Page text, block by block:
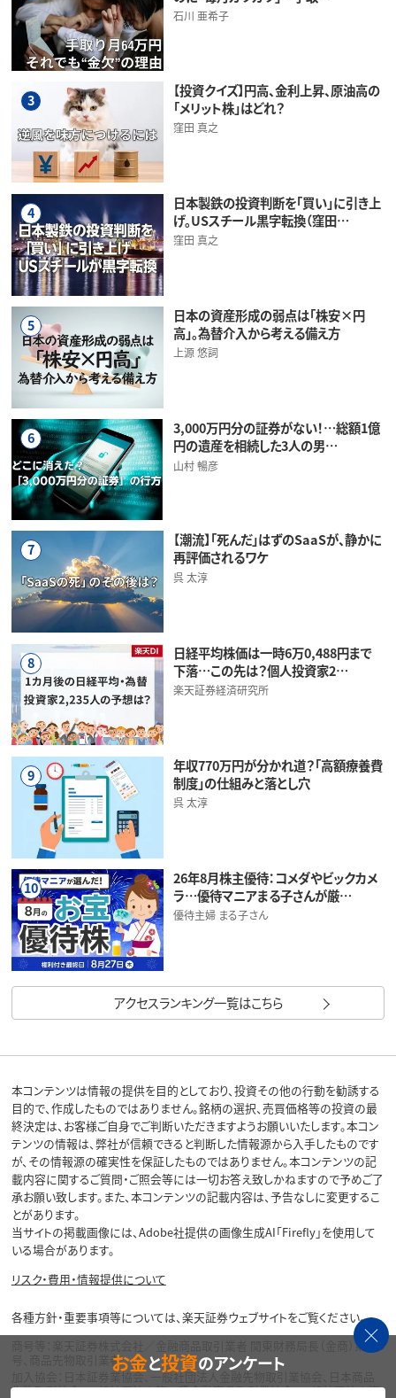
石川 亜希子
3
【投資クイズ】円高、金利上昇、原油高の
「メリット株」はどれ？
窪田 真之
4
日本製鉄の投資判断を「買い」に引き上
げ。USスチール黒字転換（窪田…
窪田 真之
5
日本の資産形成の弱点は「株安×円
高」。為替介入から考える備え方
上源 悠詞
6
3,000万円分の証券がない！…総額1億
円の遺産を相続した3人の男…
山村 暢彦
7
【潮流】「死んだ」はずのSaaSが、静かに
再評価されるワケ
呉 太淳
8
日経平均株価は一時6万0,488円まで
下落…この先は？個人投資家2…
楽天証券経済研究所
9
年収770万円が分かれ道？「高額療養費
制度」の仕組みと落とし穴
呉 太淳
10
26年8月株主優待：コメダやビックカメ
ラ…優待マニアまる子さんが厳…
優待主婦 まる子さん
アクセスランキング一覧はこちら
本コンテンツは情報の提供を目的としており、投資その他の行動を勧誘する
目的で、作成したものではありません。銘柄の選択、売買価格等の投資の最
終決定は、お客様ご自身でご判断いただきますようお願いいたします。本コン
テンツの情報は、弊社が信頼できると判断した情報源から入手したものです
が、その情報源の確実性を保証したものではありません。本コンテンツの記
載内容に関するご質問・ご照会等には一切お答え致しかねますので予めご了
承お願い致します。また、本コンテンツの記載内容は、予告なしに変更するこ
とがあります。
当サイトの掲載画像には、Adobe社提供の画像生成AI「Firefly」を使用して
いる場合があります。
リスク・費用・情報提供について
各種方針・重要事項等については、楽天証券ウェブサイトをご覧ください。
商号等：楽天証券株式会社／金融商品取引業者 関東財務局長（金商）第195
号、商品先物取引業者
加入協会：日本証券業協会、一般社団法人金融先物取引業協会、日本商品
先物取引協会、一般社団法人第二種金融商品取引業協会、一般社団法人資
お金と投資のアンケート